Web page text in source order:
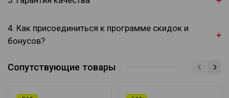
4. Как присоединиться к программе скидок и
бонусов?
Сопутствующие товары